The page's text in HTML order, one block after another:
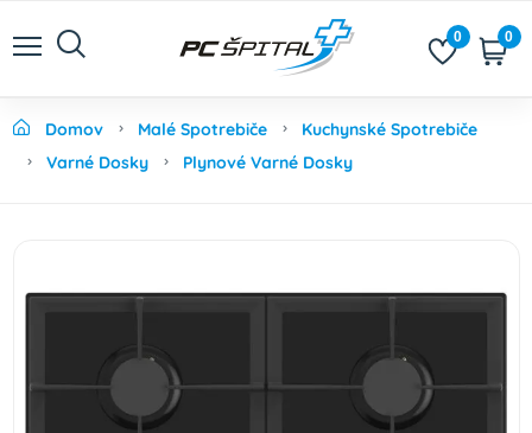
0 0
Domov Malé Spotrebiče
Kuchynské Spotrebiče
Varné Dosky
Plynové Varné Dosky